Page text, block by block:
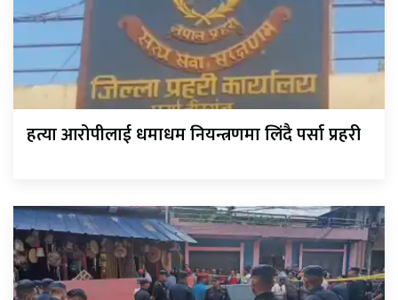
हत्या आरोपीलाई धमाधम नियन्त्रणमा लिंदै पर्सा प्रहरी